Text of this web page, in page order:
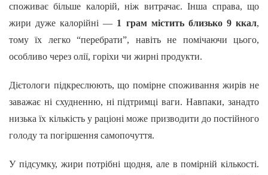
споживає більше калорій, ніж витрачає. Інша справа, що
жири дуже калорійні — 1 грам містить близько 9 ккал,
тому їх легко “перебрати”, навіть не помічаючи цього,
особливо через олії, горіхи чи жирні продукти.
Дієтологи підкреслюють, що помірне споживання жирів не
заважає ні схудненню, ні підтримці ваги. Навпаки, занадто
низька їх кількість у раціоні може призводити до постійного
голоду та погіршення самопочуття.
У підсумку, жири потрібні щодня, але в помірній кількості.